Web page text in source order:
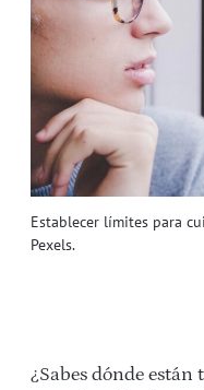
Establecer límites para
Pexels.
¿Sabes dónde